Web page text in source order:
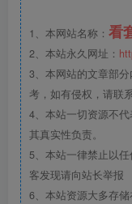
1、本网站名称： 看
2、本站永久网址：
3、本网站的文章部
考，如有侵权，请联
4、本站一切资源不
其真实性负责。
5、本站一律禁止以
客发现请向站长举报
6、本站资源大多存